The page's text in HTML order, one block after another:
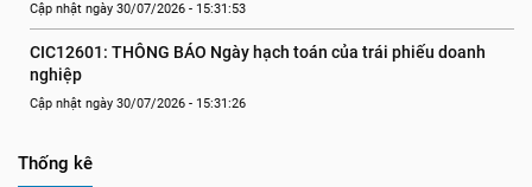
Cập nhật ngày 30/07/2026 - 15:31:53
CIC12601: THÔNG BÁO Ngày hạch toán của trái phiếu doanh
nghiệp
Cập nhật ngày 30/07/2026 - 15:31:26
Thống kê